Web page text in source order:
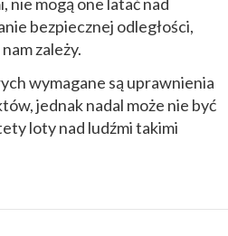
bezpiecznej odległości,
zależy.
wymagane są uprawnienia
jednak nadal może nie być
loty nad ludźmi takimi